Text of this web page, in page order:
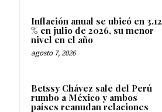
Inflación anual se ubicó en 3.12
% en julio de 2026, su menor
nivel en el año
agosto 7, 2026
Betssy Chávez sale del Perú
rumbo a México y ambos
países reanudan relaciones